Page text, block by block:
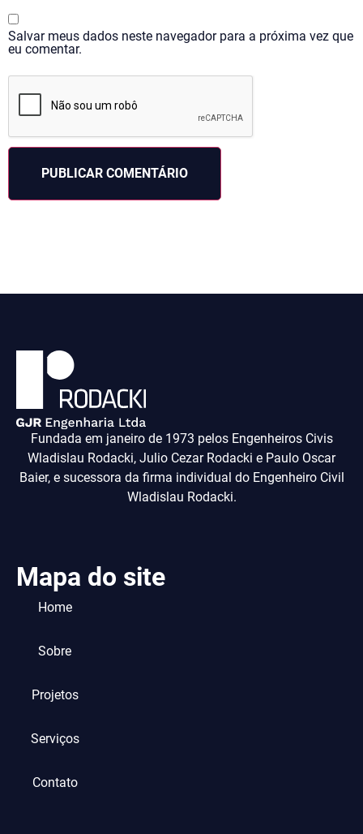
Salvar meus dados neste navegador para a próxima vez que
eu comentar.
Fundada em janeiro de 1973 pelos Engenheiros Civis
Wladislau Rodacki, Julio Cezar Rodacki e Paulo Oscar
Baier, e sucessora da firma individual do Engenheiro Civil
Wladislau Rodacki.
Mapa do site
Home
Sobre
Projetos
Serviços
Contato